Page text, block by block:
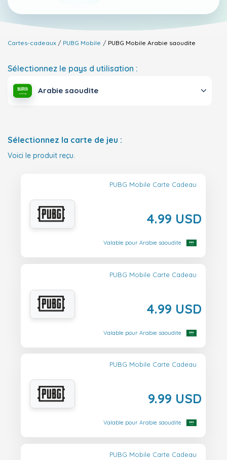
Cartes-cadeaux PUBG Mobile PUBG Mobile Arabie saoudite
Sélectionnez le pays d utilisation :
Arabie saoudite
Sélectionnez la carte de jeu :
Voici le produit reçu.
PUBG Mobile Carte Cadeau
4.99 USD
Valable pour Arabie saoudite
PUBG Mobile Carte Cadeau
4.99 USD
Valable pour Arabie saoudite
PUBG Mobile Carte Cadeau
9.99 USD
Valable pour Arabie saoudite
PUBG Mobile Carte Cadeau